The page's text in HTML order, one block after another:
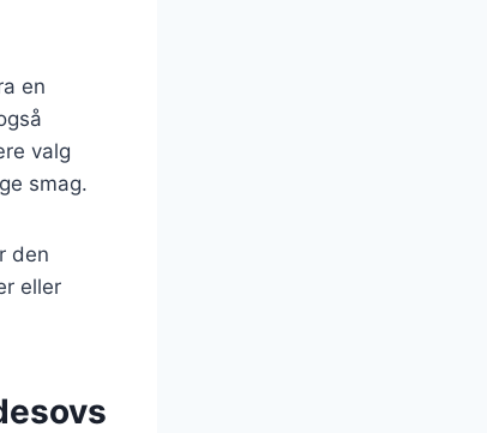
en
valg
smag.
den
eller